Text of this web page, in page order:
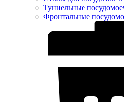
Туннельные
Фронтальные